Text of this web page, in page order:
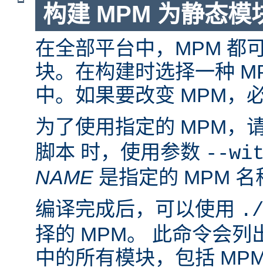
构建 MPM 为静态模
在全部平台中，MPM 都
块。在构建时选择一种
中。如果要改变 MPM，
为了使用指定的 MPM，
脚本 时，使用参数 --
NAME 是指定的 MPM 名
编译完成后，可以使用
择的 MPM。 此命令会列
中的所有模块，包括